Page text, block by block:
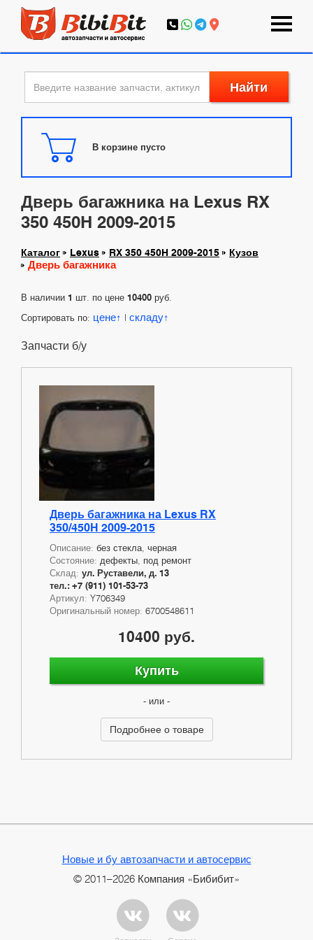
Найти
В корзине пусто
Дверь багажника на Lexus RX
350 450H 2009-2015
Каталог Lexus RX 350 450H 2009-2015 Кузов
Дверь багажника
В наличии 1 шт. по цене 10400 руб.
Сортировать по: цене | складу
Запчасти б/у
Дверь багажника на Lexus RX
350/450H 2009-2015
Описание: без стекла, черная
Состояние: дефекты, под ремонт
Склад: ул. Руставели, д. 13
тел.: +7 (911) 101-53-73
Артикул: Y706349
Оригинальный номер: 6700548611
10400 руб.
Купить
- или -
Подробнее о товаре
Новые и бу автозапчасти и автосервис
© 2011–2026 Компания «Бибибит»